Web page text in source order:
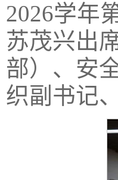
2026学年
苏茂兴出
部）、安
织副书记